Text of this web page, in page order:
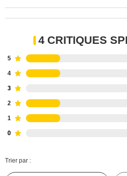
4 CRITIQUES
5
4
3
2
1
0
Trier par :